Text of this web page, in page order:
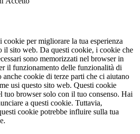
per migliorare la tua esperienza
il sito web. Da questi cookie, i cookie che
sono memorizzati nel browser in
il funzionamento delle funzionalità di
cookie di terze parti che ci aiutano
usi questo sito web. Questi cookie
tuo browser solo con il tuo consenso. Hai
a questi cookie. Tuttavia,
cookie potrebbe influire sulla tua